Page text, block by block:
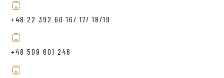
+48 22 392 60 16/ 17/ 18/19
+48 509 601 246